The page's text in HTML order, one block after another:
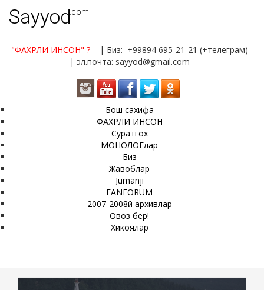
Sayyod.com
"ФАХРЛИ ИНСОН" ?
| Биз: +99894 695-21-21 (+телеграм)
| эл.почта: sayyod@gmail.com
Бош сахифа
ФАХРЛИ ИНСОН
Суратгох
МОНОЛОГлар
Биз
Жавоблар
Jumanji
FANFORUM
2007-2008й архивлар
Овоз бер!
Хикоялар